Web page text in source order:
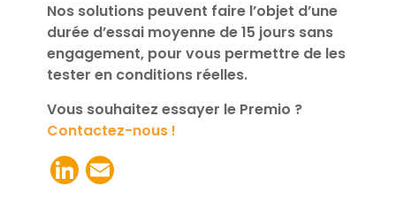
Nos solutions peuvent faire l’objet d’une
durée d’essai moyenne de 15 jours sans
engagement, pour vous permettre de les
tester en conditions réelles.
Vous souhaitez essayer le Premio ?
Contactez-nous !
LinkedIn
Email